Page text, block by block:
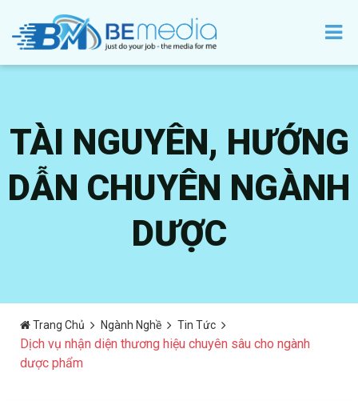
TÀI NGUYÊN, HƯỚNG
DẪN CHUYÊN NGÀNH
DƯỢC
Trang Chủ Ngành Nghề Tin Tức
Dịch vụ nhận diện thương hiệu chuyên sâu cho ngành
dược phẩm